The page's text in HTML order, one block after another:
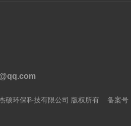
硕环保科技有限公司 版权所有 备案号